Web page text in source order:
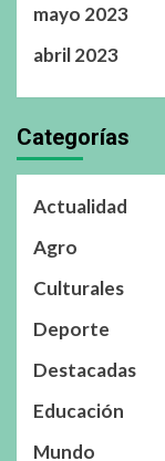
mayo 2023
abril 2023
Categorías
Actualidad
Agro
Culturales
Deporte
Destacadas
Educación
Mundo